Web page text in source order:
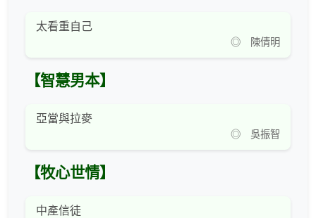
太看重自己
◎ 陳倩明
【智慧男本】
亞當與拉麥
◎ 吳振智
【牧心世情】
中產信徒